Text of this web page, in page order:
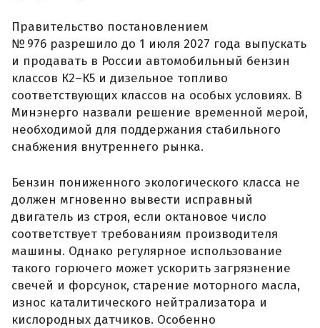
Правительство постановлением
№ 976 разрешило до 1 июля 2027 года выпускать
и продавать в России автомобильный бензин
классов К2–К5 и дизельное топливо
соответствующих классов на особых условиях. В
Минэнерго назвали решение временной мерой,
необходимой для поддержания стабильного
снабжения внутреннего рынка.
Бензин пониженного экологического класса не
должен мгновенно вывести исправный
двигатель из строя, если октановое число
соответствует требованиям производителя
машины. Однако регулярное использование
такого горючего может ускорить загрязнение
свечей и форсунок, старение моторного масла,
износ каталитического нейтрализатора и
кислородных датчиков. Особенно